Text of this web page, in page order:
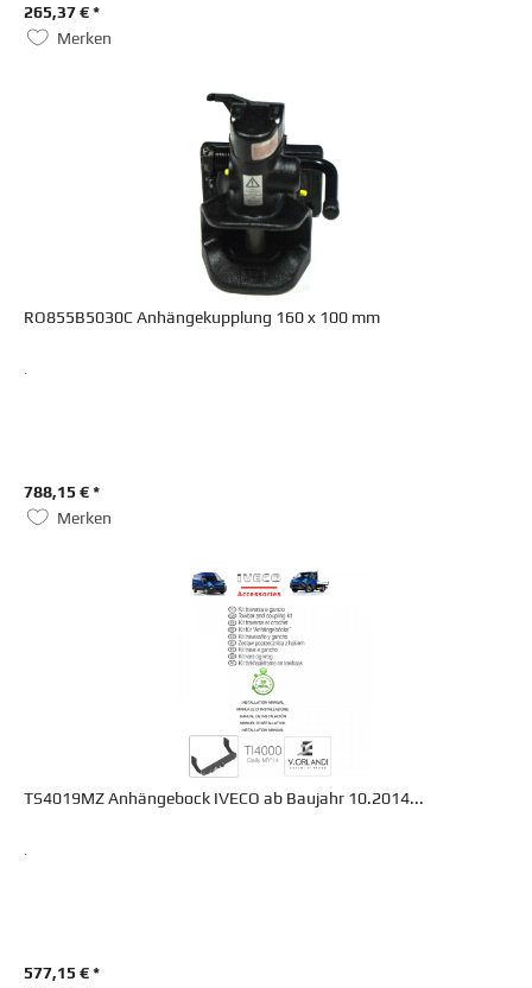
265,37 € *
Merken
RO855B5030C Anhängekupplung 160 x 100 mm
.
788,15 € *
Merken
TS4019MZ Anhängebock IVECO ab Baujahr 10.2014...
.
577,15 € *